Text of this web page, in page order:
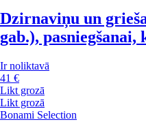
Dzirnaviņu un
gab.), pasniegšanai,
Ir noliktavā
41 €
Likt grozā
Likt grozā
Bonami Selection